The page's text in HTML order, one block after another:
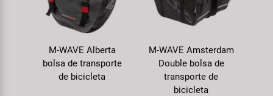
M-WAVE Alberta
bolsa de transporte
de bicicleta
M-WAVE Amsterdam
Double bolsa de
transporte de
bicicleta